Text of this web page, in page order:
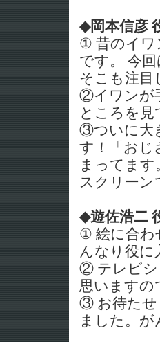
◆岡本信彦
① 昔のイワ
です。 今
そこも注目
②イワンが
ところを見
③ついに大
す！「おじ
まってま
スクリーン
◆遊佐浩二
① 絵に合わ
んなり役に
② テレビシ
思いますの
③ お待たせ
ました。